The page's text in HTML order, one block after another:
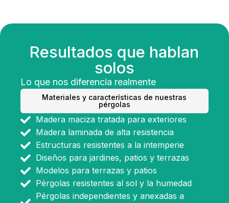
Resultados que hablan
solos
Lo que nos diferencia realmente
Materiales y características de nuestras
pérgolas
Madera maciza tratada para exteriores
Madera laminada de alta resistencia
Estructuras resistentes a la intemperie
Diseños para jardines, patios y terrazas
Modelos para terrazas y patios
Pérgolas resistentes al sol y la humedad
Pérgolas independientes y anexadas a